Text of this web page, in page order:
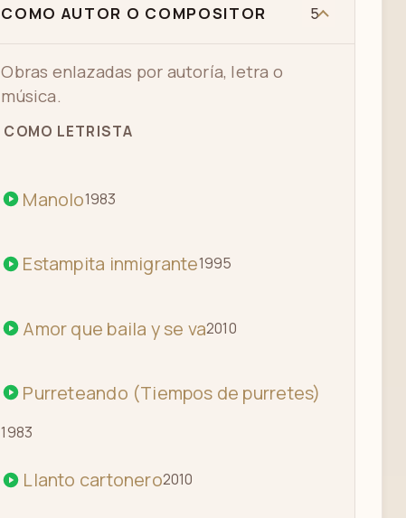
COMO AUTOR O COMPOSITOR 5
Obras enlazadas por autoría, letra o
música.
COMO LETRISTA
Manolo1983
Estampita inmigrante1995
Amor que baila y se va2010
Purreteando (Tiempos de purretes)
1983
Llanto cartonero2010